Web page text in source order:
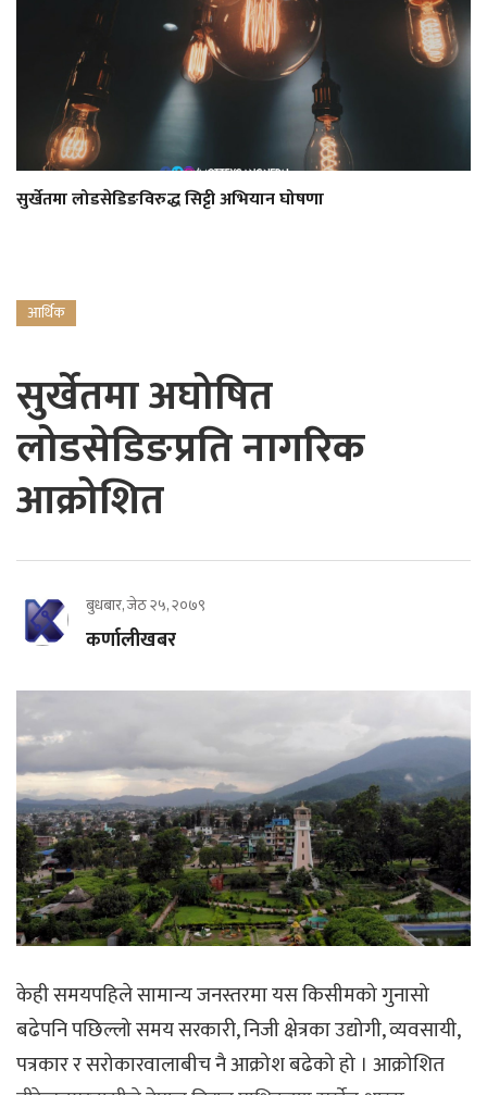
सुर्खेतमा लोडसेडिङविरुद्ध सिट्टी अभियान घोषणा
आर्थिक
सुर्खेतमा अघोषित
लोडसेडिङप्रति नागरिक
आक्रोशित
बुधबार, जेठ २५, २०७९
कर्णालीखबर
केही समयपहिले सामान्य जनस्तरमा यस किसीमको गुनासो
बढेपनि पछिल्लो समय सरकारी, निजी क्षेत्रका उद्योगी, व्यवसायी,
पत्रकार र सरोकारवालाबीच नै आक्रोश बढेको हो । आक्रोशित